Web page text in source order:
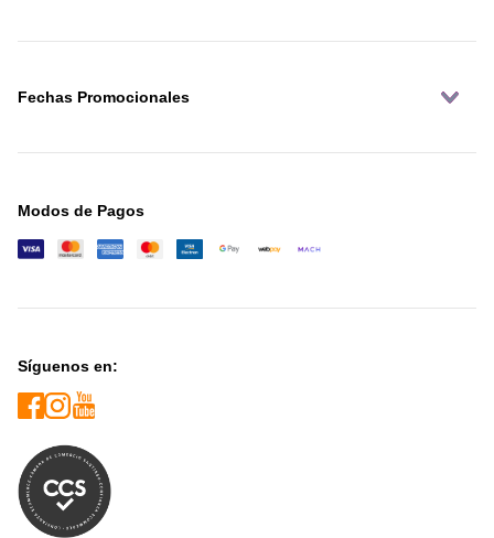
Fechas Promocionales
Modos de Pagos
Síguenos en: